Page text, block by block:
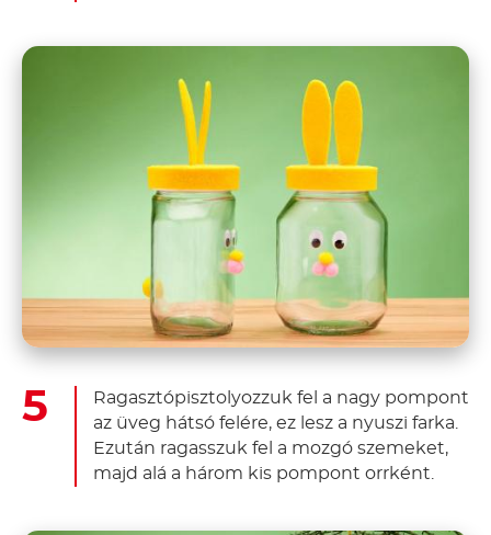
Ragasztópisztolyozzuk fel a nagy pompont
az üveg hátsó felére, ez lesz a nyuszi farka.
Ezután ragasszuk fel a mozgó szemeket,
majd alá a három kis pompont orrként.